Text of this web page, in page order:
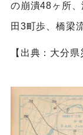
の崩潰48ヶ所
田3町歩、橋梁
【出典：大分